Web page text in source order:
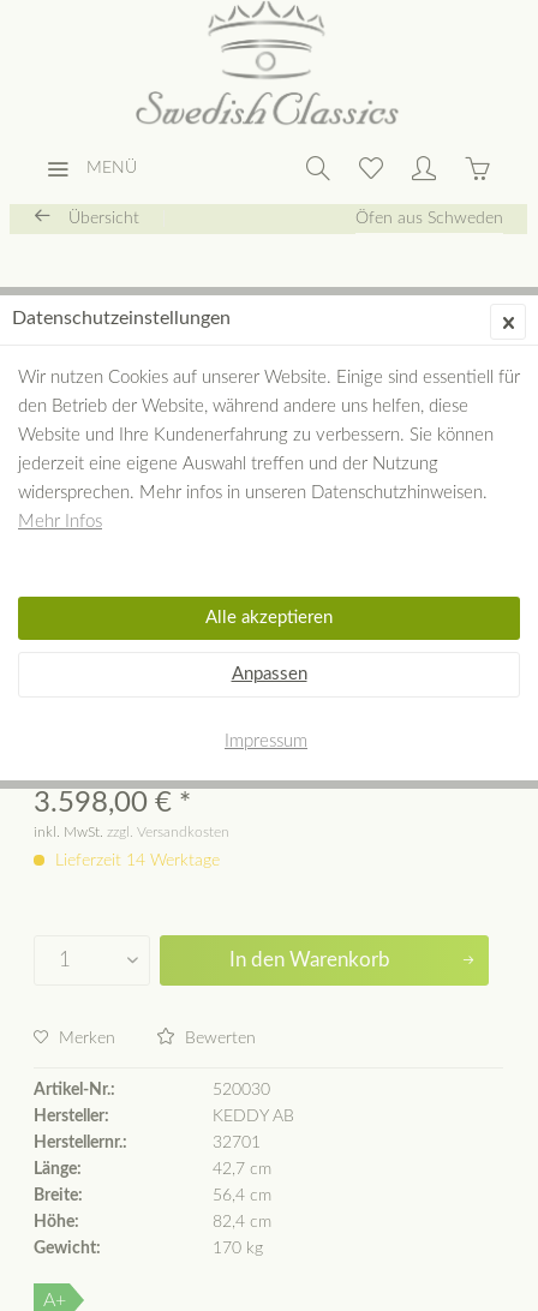
MENÜ
Übersicht Öfen aus Schweden
KEDDY K700 Gusseisenofen mit
3.598,00 € *
inkl. MwSt. zzgl. Versandkosten
Lieferzeit 14 Werktage
In den Warenkorb
Merken Bewerten
Artikel-Nr.:
520030
Hersteller:
KEDDY AB
Herstellernr.:
32701
Länge:
42,7 cm
Breite:
56,4 cm
Höhe:
82,4 cm
Gewicht:
170 kg
A+
Datenschutzeinstellungen
Wir nutzen Cookies auf unserer Website. Einige sind essentiell für
den Betrieb der Website, während andere uns helfen, diese
Website und Ihre Kundenerfahrung zu verbessern. Sie können
jederzeit eine eigene Auswahl treffen und der Nutzung
widersprechen. Mehr infos in unseren Datenschutzhinweisen.
Mehr Infos
Anpassen
Alle akzeptieren
Impressum